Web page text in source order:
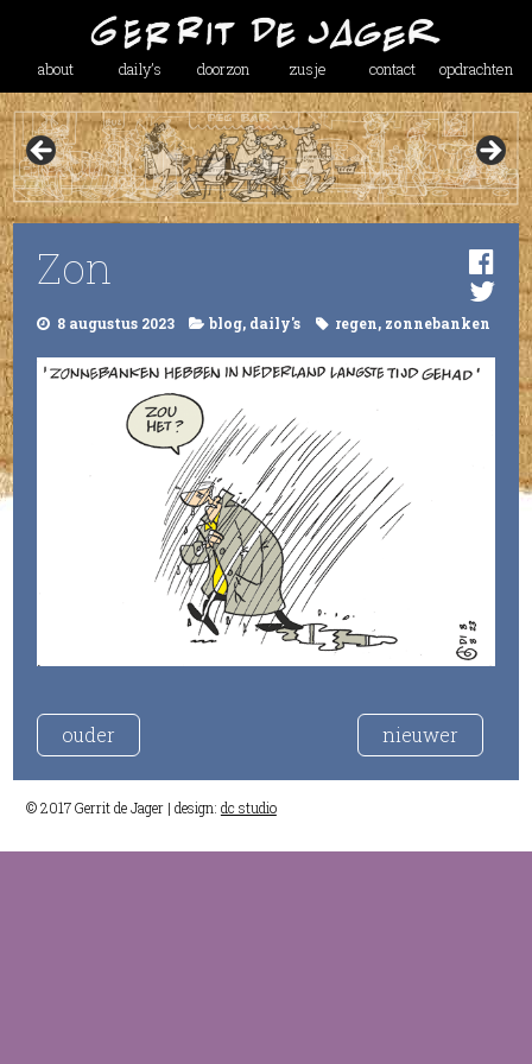
about daily’s doorzon zusje contact opdrachten
Zon
8 augustus 2023 blog, daily's regen, zonnebanken
ouder nieuwer
© 2017 Gerrit de Jager | design: dc studio